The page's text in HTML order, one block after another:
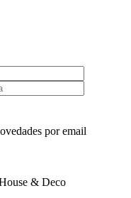
por email